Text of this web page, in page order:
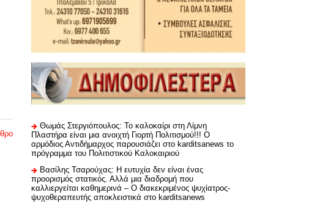
Θωμάς Στεργιόπουλος: Το καλοκαίρι στη Λίμνη
Πλαστήρα είναι μια ανοιχτή Γιορτή Πολιτισμού!!! Ο
αρμόδιος Αντιδήμαρχος παρουσιάζει στο karditsanews το
πρόγραμμα του Πολιτιστικού Καλοκαιριού
Βασίλης Τσαρούχας: Η ευτυχία δεν είναι ένας
προορισμός στατικός. Αλλά μια διαδρομή που
καλλιεργείται καθημερινά – Ο διακεκριμένος ψυχίατρος-
ψυχοθεραπευτής αποκλειστικά στο karditsanews